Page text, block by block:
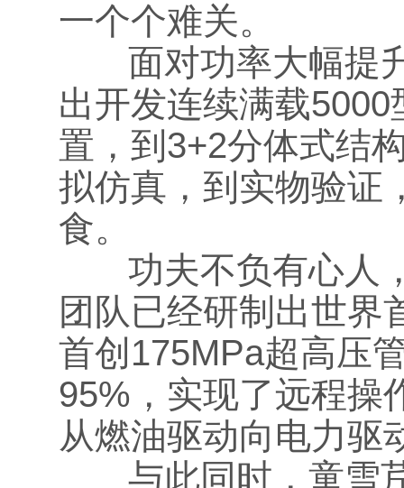
一个个难关。
面对功率大幅提升
出开发连续满载
置，到3+2分体式结
拟仿真，到实物验证
食。
功夫不负有心人，
团队已经研制出世界
首创175MPa超高压
95%，实现了远程操
从燃油驱动向电力驱
与此同时，童雪芹